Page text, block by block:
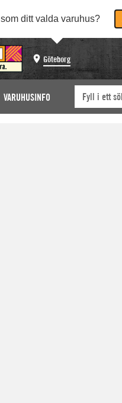
som ditt valda varuhus?
Göteborg
VARUHUSINFO